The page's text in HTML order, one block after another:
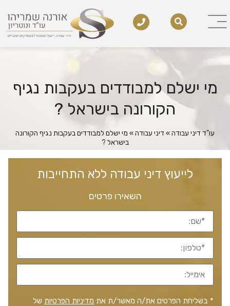
מי ישלם למבודדים בעקבות נגיף
הקורונה בישראל ?
עו"ד דיני עבודה»דיני עבודה» מי ישלם למבודדים בעקבות נגיף הקורונה
בישראל ?
לייעוץ דיני עבודה ללא התחייבות
השאירו פרטים
* בשליחת הפרטים את/ה מאשר/ת את מדיניות הפרטיות של